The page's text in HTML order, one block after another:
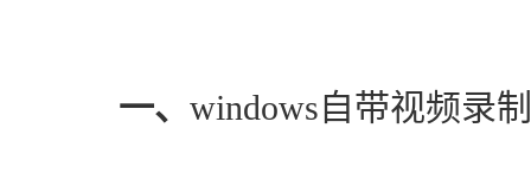
一、 windows自带视频录制